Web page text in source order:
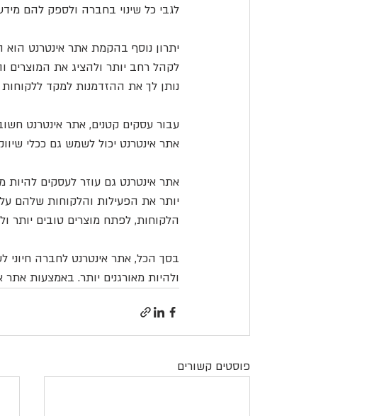
לגבי כל שינוי בחברה ולספק להם
יתרון נוסף בהקמת אתר אינטרנט הוא
לקהל רחב יותר ולהציג את המוצרים
נותן לך את ההזדמנות למקד ללקוחות
עבור עסקים קטנים, אתר אינטרנט
אתר אינטרנט יכול לשמש גם ככלי
אתר אינטרנט גם עוזר לעסקים להיות
יותר את הפעילות והלקוחות שלהם על
הלקוחות, לפתח מוצרים טובים יותר
בסך הכל, אתר אינטרנט לחברה חיוני
ולהיות מאורגנים יותר. באמצעות אתר
פוסטים קשורים